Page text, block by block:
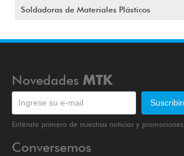
Soldadoras de Materiales Plásticos
Novedades MTK
Entérate primero de nuestras noticias y promociones
Conversemos